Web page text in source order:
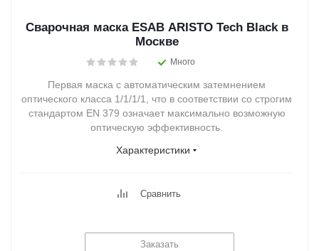
Сварочная маска ESAB ARISTO Tech Black в
Москве
Много
Первая маска с автоматическим затемнением
оптического класса 1/1/1/1, что в соответствии со строгим
стандартом EN 379 означает максимально возможную
оптическую эффективность.
Характеристики
Сравнить
Заказать